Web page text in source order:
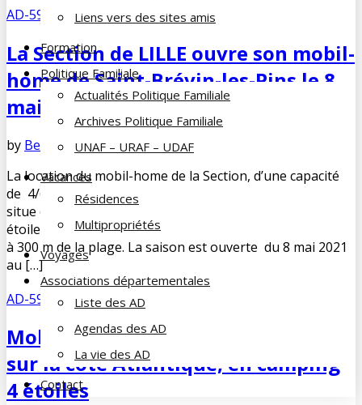
Liens vers des sites amis
Formation
Politique Familiale
Actualités Politique Familiale
Archives Politique Familiale
UNAF – URAF – UDAF
Vacances
Résidences
Multipropriétés
Voyages
Associations départementales
Liste des AD
Agendas des AD
La vie des AD
Contact
AD-59
La Section de LILLE ouvre son mobil-
home de Saint-Brévin-les-Pins le 8
mai 2021
by Bernard SOORBEEK mai 2, 2021
La location du mobil-home de la Section, d’une capacité
de 4/6 personnes, se fait à la semaine. Le mobil-home se
situe dans le camping SIBLU des Pierres Couchées, en 4
étoiles, à SAINT BREVIN LES PINS (44 – Loire Atlantique),
à 300 m de la plage. La saison est ouverte du 8 mai 2021
au […]
AD-59
Vacances
Mobil-home de la Section de LILLE,
sur la côte Atlantique, en camping
4 étoiles